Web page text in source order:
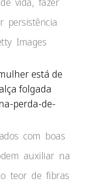
persistência
Images
perda-de-
com boas
auxiliar na
teor de fibras